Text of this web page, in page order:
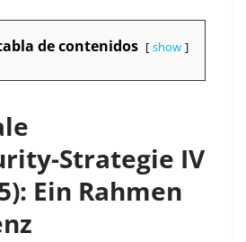
de contenidos show
Strategie IV
Ein Rahmen